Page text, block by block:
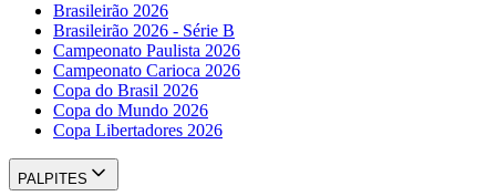
Brasileirão 2026
Brasileirão 2026 - Série B
Campeonato Paulista 2026
Campeonato Carioca 2026
Copa do Brasil 2026
Copa do Mundo 2026
Copa Libertadores 2026
PALPITES